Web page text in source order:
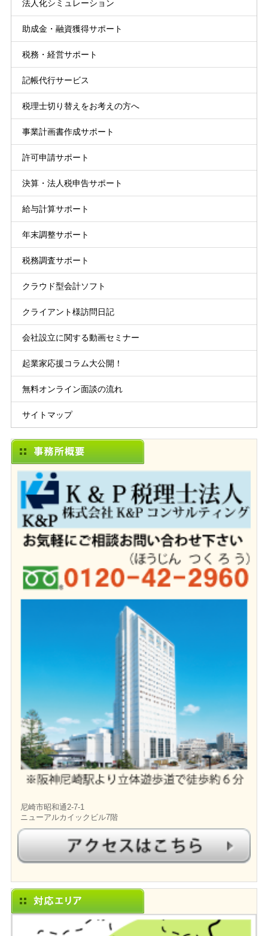
法人化シミュレーション
助成金・融資獲得サポート
税務・経営サポート
記帳代行サービス
税理士切り替えをお考えの方へ
事業計画書作成サポート
許可申請サポート
決算・法人税申告サポート
給与計算サポート
年末調整サポート
税務調査サポート
クラウド型会計ソフト
クライアント様訪問日記
会社設立に関する動画セミナー
起業家応援コラム大公開！
無料オンライン面談の流れ
サイトマップ
尼崎市昭和通2-7-1
ニューアルカイックビル7階